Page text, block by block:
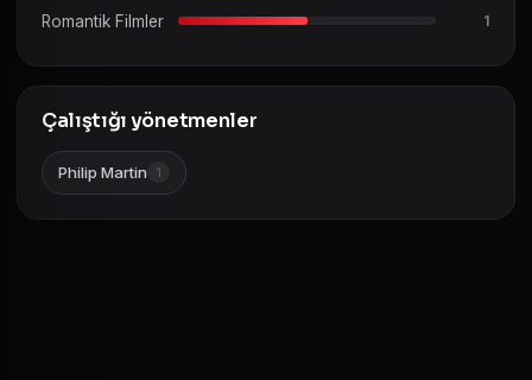
Romantik Filmler 1
Çalıştığı yönetmenler
Philip Martin 1